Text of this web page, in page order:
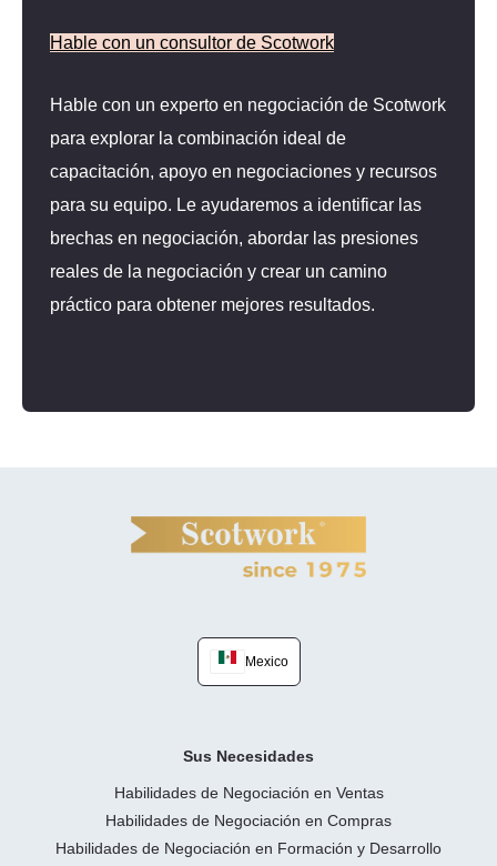
Hable con un consultor de Scotwork
Hable con un experto en negociación de Scotwork
para explorar la combinación ideal de
capacitación, apoyo en negociaciones y recursos
para su equipo. Le ayudaremos a identificar las
brechas en negociación, abordar las presiones
reales de la negociación y crear un camino
práctico para obtener mejores resultados.
Mexico
Sus Necesidades
Habilidades de Negociación en Ventas
Habilidades de Negociación en Compras
Habilidades de Negociación en Formación y Desarrollo